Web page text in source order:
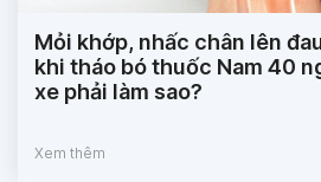
Mỏi khớp, nhấc chân lên
khi tháo bó thuốc Nam 40
xe phải làm sao?
Xem thêm